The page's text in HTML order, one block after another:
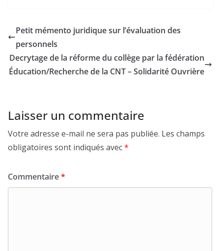
Petit mémento juridique sur l’évaluation des
personnels
Decrytage de la réforme du collège par la fédération
Éducation/Recherche de la CNT – Solidarité Ouvrière
Laisser un commentaire
Votre adresse e-mail ne sera pas publiée. Les champs
obligatoires sont indiqués avec*
Commentaire*